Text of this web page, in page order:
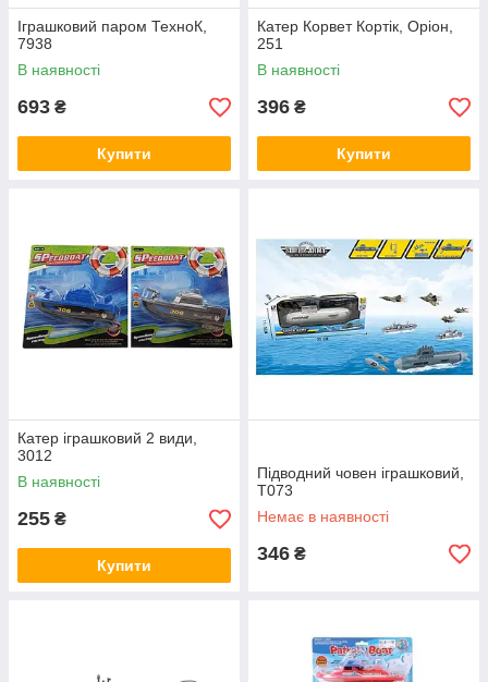
Іграшковий паром ТехноК,
7938
В наявності
693 ₴
Купити
Катер Корвет Кортік, Оріон,
251
В наявності
396 ₴
Купити
Катер іграшковий 2 види,
3012
В наявності
255 ₴
Купити
Підводний човен іграшковий,
T073
Немає в наявності
346 ₴